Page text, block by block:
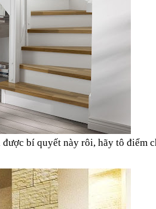
bí quyết này rôi, hãy tô điểm